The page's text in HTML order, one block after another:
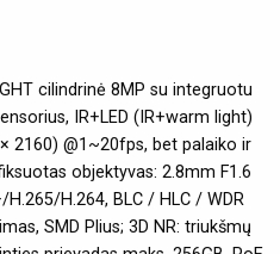
cilindrinė 8MP su integruotu
IR+LED (IR+warm light)
2160) @1~20fps, bet palaiko ir
objektyvas: 2.8mm F1.6
H.264, BLC / HLC / WDR
SMD Plius; 3D NR: triukšmų